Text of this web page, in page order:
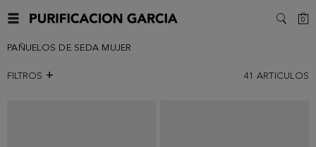
0
PAÑUELOS DE SEDA MUJER
FILTROS 41 ARTICULOS